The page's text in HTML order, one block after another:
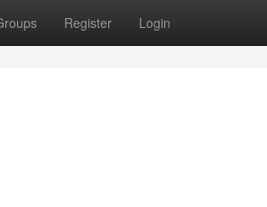
Register Login